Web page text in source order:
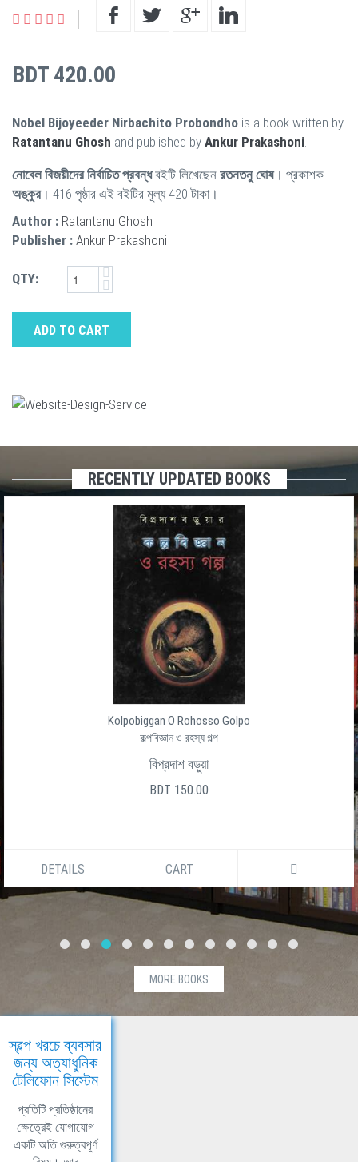
BDT 420.00
Nobel Bijoyeeder Nirbachito Probondho is a book written by
Ratantanu Ghosh and published by Ankur Prakashoni
নোবেল বিজয়ীদের নির্বাচিত প্রবন্ধবইটি লিখেছেন রতনতনু ঘোষ। প্রকাশক
অঙ্কুর। 416 পৃষ্ঠার এই বইটির মূল্য 420 টাকা।
Author : Ratantanu Ghosh
Publisher : Ankur Prakashoni
QTY:
ADD TO CART
RECENTLY UPDATED BOOKS
Kolpobiggan O Rohosso Golpo
কল্পবিজ্ঞান ও রহস্য গল্প
বিপ্রদাশ বড়ুয়া
BDT 150.00
DETAILS CART
MORE BOOKS
স্বল্প খরচে ব্যবসার
জন্য অত্যাধুনিক
টেলিফোন সিস্টেম
প্রতিটি প্রতিষ্ঠানের
ক্ষেত্রেই যোগাযোগ
একটি অতি গুরুত্বপূর্ণ